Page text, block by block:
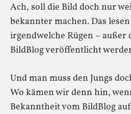
Ach, soll die Bild doch nur
bekannter machen. Das
irgendwelche Rügen – außer
BildBlog veröffentlicht
Und man muss den Jungs
Wo kämen wir denn hin,
Bekanntheit vom BildBlog